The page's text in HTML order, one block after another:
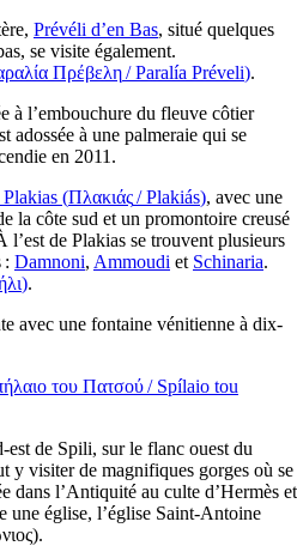
Prévéli d’en Bas, situé quelques
se visite également.
Πρέβελη/Paralía Préveli).
à l’embouchure du fleuve côtier
adossée à une palmeraie qui se
en 2011.
(Πλακιάς/Plakiás), avec une
la côte sud et un promontoire creusé
l’est de Plakias se trouvent plusieurs
: Damnoni, Ammoudi et Schinaria.
).
avec une fontaine vénitienne à dix-
του Πατσού/ Spílaio tou
est de Spili, sur le flanc ouest du
y visiter de magnifiques gorges où se
dans l’Antiquité au culte d’Hermès et
une église, l’église Saint-Antoine
).